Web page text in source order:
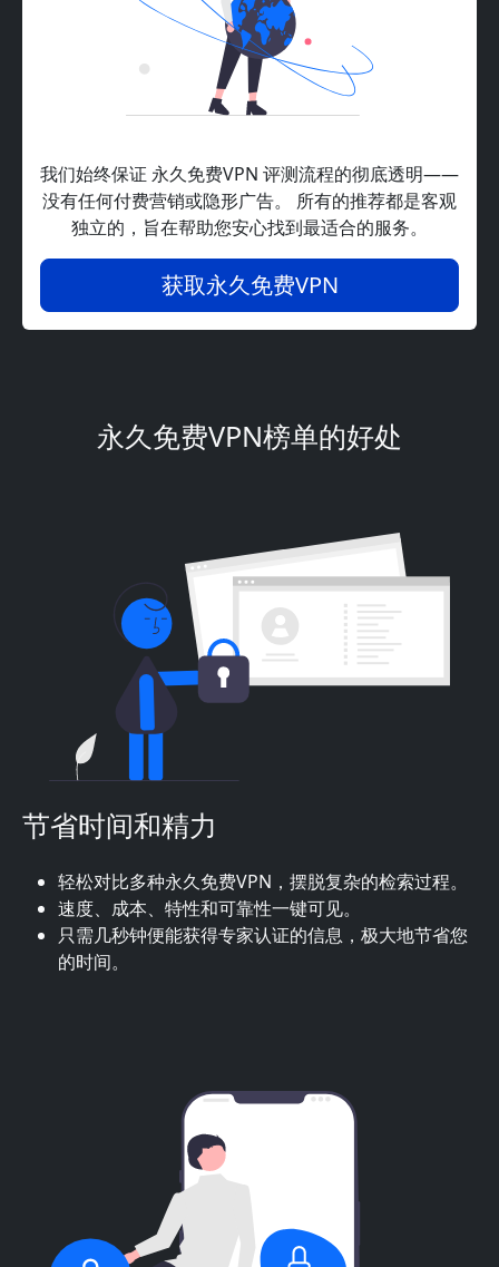
我们始终保证 永久免费VPN 评测流程的彻底透明——
没有任何付费营销或隐形广告。 所有的推荐都是客观
独立的，旨在帮助您安心找到最适合的服务。
获取永久免费VPN
永久免费VPN榜单的好处
节省时间和精力
轻松对比多种永久免费VPN，摆脱复杂的检索过程。
速度、成本、特性和可靠性一键可见。
只需几秒钟便能获得专家认证的信息，极大地节省您
的时间。